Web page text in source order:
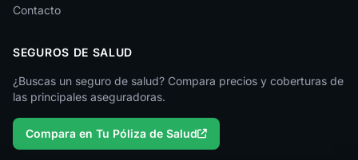
Contacto
SEGUROS DE SALUD
¿Buscas un seguro de salud? Compara precios y coberturas de
las principales aseguradoras.
Compara en Tu Póliza de Salud